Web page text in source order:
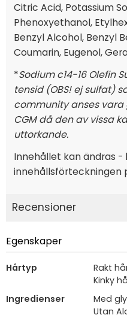
Citric Acid, Potassium
Phenoxyethanol,
Benzyl Alcohol, Benzyl
Coumarin, Eugenol,
*Sodium c14-16 Olefin
tensid (OBS! ej sulfat)
community anses
CGM då den av vissa
uttorkande.
Innehållet kan ändras -
innehållsförteckningen
Recensioner
Egenskaper
Hårtyp
Rakt
Kinky
Ingredienser
Med
Utan